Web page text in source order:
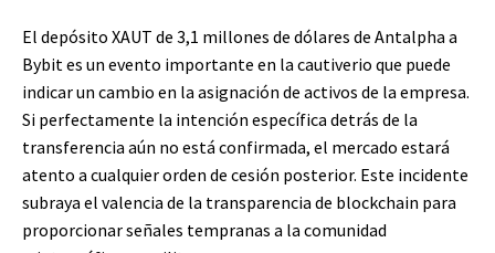
El depósito XAUT de 3,1 millones de dólares de Antalpha a
Bybit es un evento importante en la cautiverio que puede
indicar un cambio en la asignación de activos de la empresa.
Si perfectamente la intención específica detrás de la
transferencia aún no está confirmada, el mercado estará
atento a cualquier orden de cesión posterior. Este incidente
subraya el valencia de la transparencia de blockchain para
proporcionar señales tempranas a la comunidad